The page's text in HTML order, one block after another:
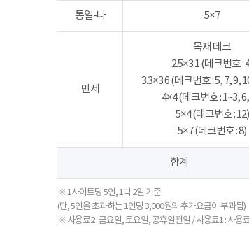
통일-나 5×7
만세
목재 데크
2.5×3.1 (데크번호 :
3.3×3.6 (데크번호 : 5, 7, 9,
4×4 (데크번호 : 1~3,
5×4 (데크번호 : 12)
5×7 (데크번호 : 8)
합계
※ 1사이트당 5인, 1박 2일 기준
(단, 5인을 초과하는 1인당 3,000원의 추가요금이 부과됨)
※ 사용료2 : 금요일, 토요일, 공휴일전일 / 사용료1 : 사용